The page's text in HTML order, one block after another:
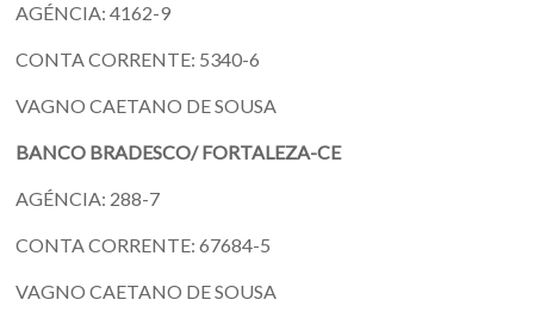
AGÉNCIA: 4162-9
CONTA CORRENTE: 5340-6
VAGNO CAETANO DE SOUSA
BANCO BRADESCO/ FORTALEZA-CE
AGÉNCIA: 288-7
CONTA CORRENTE: 67684-5
VAGNO CAETANO DE SOUSA